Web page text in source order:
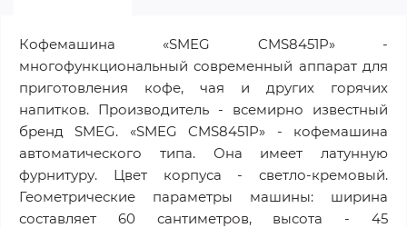
Кофемашина «SMEG CMS8451P» -
многофункциональный современный аппарат для
приготовления кофе, чая и других горячих
напитков. Производитель - всемирно известный
бренд SMEG. «SMEG CMS8451P» - кофемашина
автоматического типа. Она имеет латунную
фурнитуру. Цвет корпуса - светло-кремовый.
Геометрические параметры машины: ширина
составляет 60 сантиметров, высота - 45